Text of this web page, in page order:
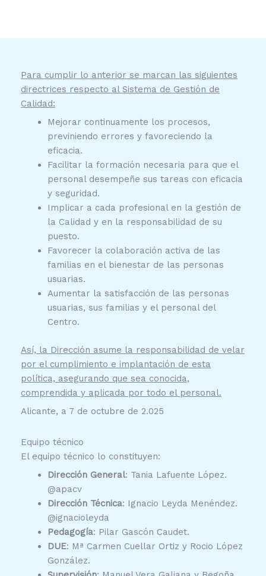
Para cumplir lo anterior se marcan las siguientes
directrices respecto al Sistema de Gestión de
Calidad:
Mejorar continuamente los procesos,
previniendo errores y favoreciendo la
eficacia.
Facilitar la formación necesaria para que el
personal desempeñe sus tareas con eficacia
y seguridad.
Implicar a cada profesional en la gestión de
la Calidad y en la responsabilidad de su
puesto.
Favorecer la colaboración activa de las
familias en el bienestar de las personas
usuarias.
Aumentar la satisfacción de las personas
usuarias, sus familias y el personal del
Centro.
Así, la Dirección asume la responsabilidad de velar
por el cumplimiento e implantación de esta
política, asegurando que sea conocida,
comprendida y aplicada por todo el personal.
Alicante, a 7 de octubre de 2.025
Equipo técnico
El equipo técnico lo constituyen:
Dirección General: Tania Lafuente López.
@apacv
Dirección Técnica: Ignacio Leyda Menéndez.
@ignacioleyda
Pedagogía: Pilar Gascón Caudet.
DUE: Mª Carmen Cuellar Ortiz y Rocio López
González.